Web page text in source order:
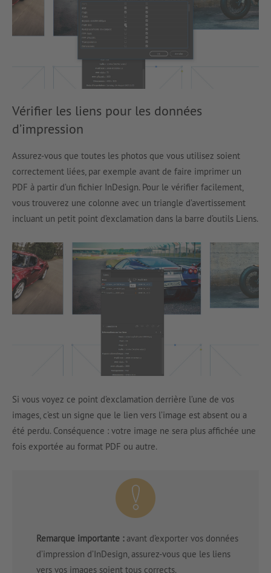
Vérifier les liens pour les données
d’impression
Assurez-vous que toutes les photos que vous utilisez soient
correctement liées, par exemple avant de faire imprimer un
PDF à partir d’un fichier InDesign. Pour le vérifier facilement,
vous trouverez une colonne avec un triangle d’avertissement
incluant un petit point d’exclamation dans la barre d’outils Liens.
Si vous voyez ce point d’exclamation derrière l’une de vos
images, c’est un signe que le lien vers l’image est absent ou a
été perdu. Conséquence : votre image ne sera plus affichée une
fois exportée au format PDF ou autre.
Remarque importante :avant d’exporter vos données
d’impression d’InDesign, assurez-vous que les liens
vers vos images soient tous corrects.